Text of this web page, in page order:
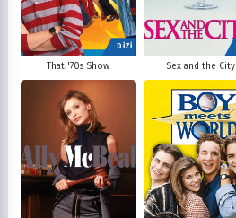
DİZİ
That '70s Show Sex and the City